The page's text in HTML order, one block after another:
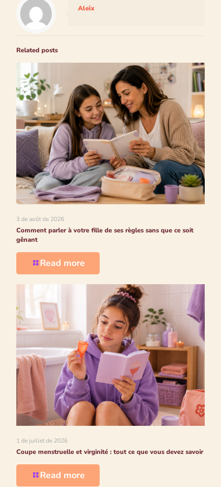
Aleix
Related posts
3 de août de 2026
Comment parler à votre fille de ses règles sans que ce soit
gênant
Read more
1 de juillet de 2026
Coupe menstruelle et virginité : tout ce que vous devez savoir
Read more